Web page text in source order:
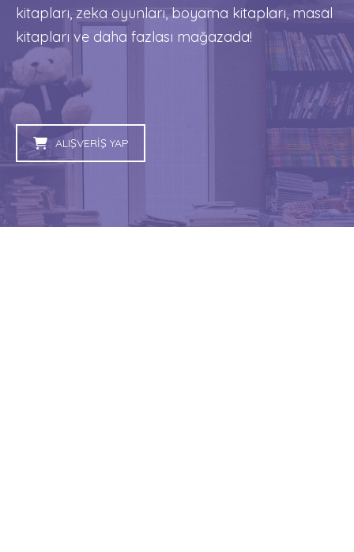
kitapları, zeka oyunları, boyama kitapları, masal
kitapları ve daha fazlası mağazada!
ALIŞVERİŞ YAP